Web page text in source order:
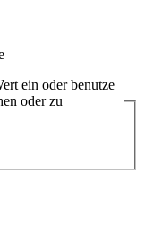
ein oder benutze
oder zu